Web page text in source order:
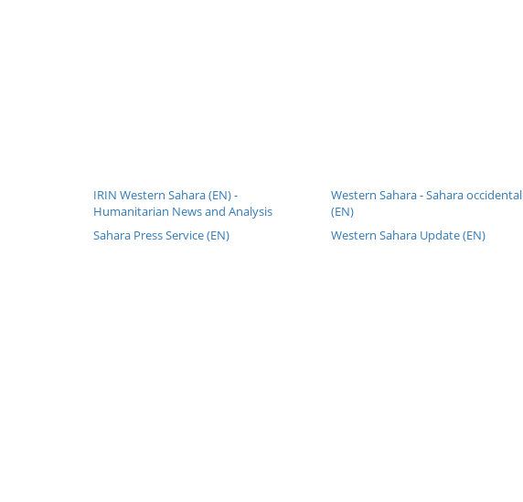
IRIN Western Sahara (EN) -
Humanitarian News and Analysis
Sahara Press Service (EN)
Western Sahara - Sahara occidental
(EN)
Western Sahara Update (EN)